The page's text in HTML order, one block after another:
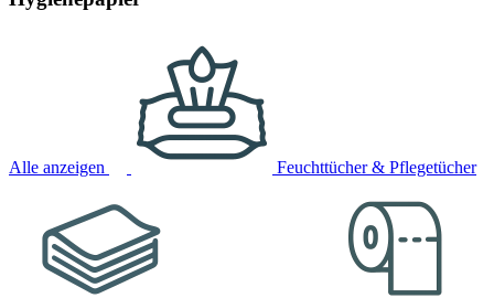
Alle anzeigen Feuchttücher & Pflegetücher